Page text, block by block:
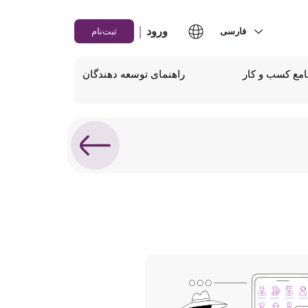
ورود | ثبت‌نام
کسب و کار راهنمای توسعه دهندگان